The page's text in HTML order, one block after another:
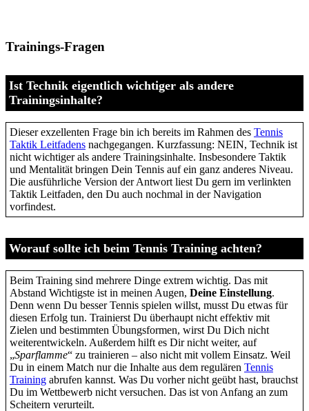
Trainings-Fragen
Ist Technik eigentlich wichtiger als andere
Trainingsinhalte?
Dieser exzellenten Frage bin ich bereits im Rahmen des Tennis
Taktik Leitfadens nachgegangen. Kurzfassung: NEIN, Technik ist
nicht wichtiger als andere Trainingsinhalte. Insbesondere Taktik
und Mentalität bringen Dein Tennis auf ein ganz anderes Niveau.
Die ausführliche Version der Antwort liest Du gern im verlinkten
Taktik Leitfaden, den Du auch nochmal in der Navigation
vorfindest.
Worauf sollte ich beim Tennis Training achten?
Beim Training sind mehrere Dinge extrem wichtig. Das mit
Abstand Wichtigste ist in meinen Augen, Deine Einstellung.
Denn wenn Du besser Tennis spielen willst, musst Du etwas für
diesen Erfolg tun. Trainierst Du überhaupt nicht effektiv mit
Zielen und bestimmten Übungsformen, wirst Du Dich nicht
weiterentwickeln. Außerdem hilft es Dir nicht weiter, auf
„Sparflamme“ zu trainieren – also nicht mit vollem Einsatz. Weil
Du in einem Match nur die Inhalte aus dem regulären Tennis
Training abrufen kannst. Was Du vorher nicht geübt hast, brauchst
Du im Wettbewerb nicht versuchen. Das ist von Anfang an zum
Scheitern verurteilt.